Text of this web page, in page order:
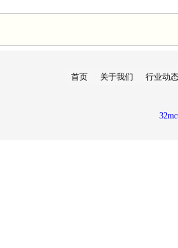
首页 关于我们 行业动态